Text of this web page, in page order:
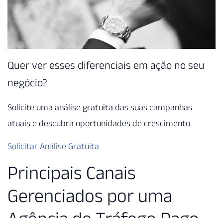
Quer ver esses diferenciais em ação no seu
negócio?
Solicite uma análise gratuita das suas campanhas
atuais e descubra oportunidades de crescimento.
Solicitar Análise Gratuita
Principais Canais
Gerenciados por uma